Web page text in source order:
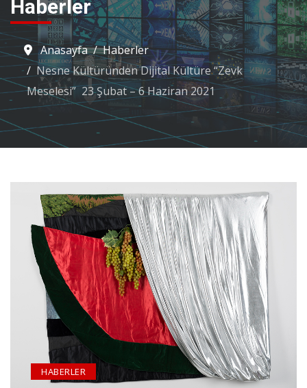
Haberler
Anasayfa
Haberler
Nesne Kültüründen Dijital Kültüre “Zevk
Meselesi” 23 Şubat – 6 Haziran 2021
HABERLER